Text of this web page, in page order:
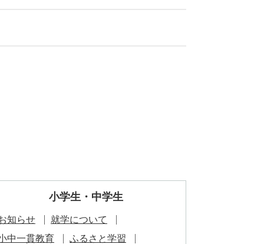
小学生・中学生
知らせ
就学について
中一貫教育
ふるさと学習